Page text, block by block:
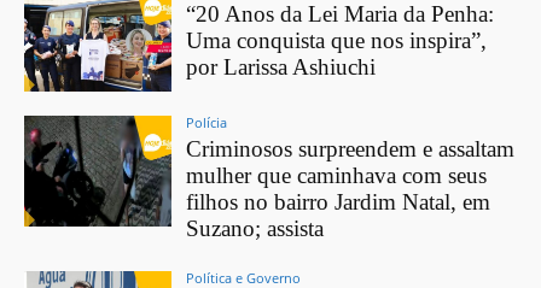
“20 Anos da Lei Maria da Penha:
Uma conquista que nos inspira”,
por Larissa Ashiuchi
Polícia
Criminosos surpreendem e assaltam
mulher que caminhava com seus
filhos no bairro Jardim Natal, em
Suzano; assista
Política e Governo